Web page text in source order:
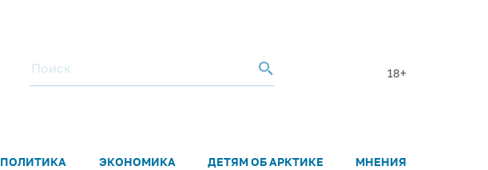
18+
ПОЛИТИКА ЭКОНОМИКА ДЕТЯМ ОБ АРКТИКЕ МНЕНИЯ